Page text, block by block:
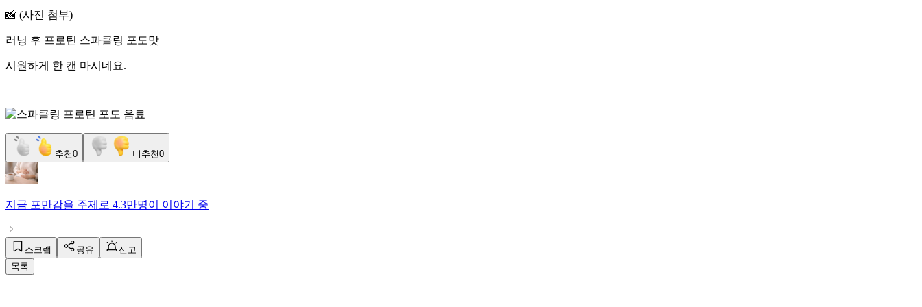
📸 (사진 첨부)
러닝 후 프로틴 스파클링 포도맛
시원하게 한 캔 마시네요.
추천0 비추천0
지금 포만감을 주제로 4.3만명이 이야기 중
스크랩 공유
신고
목록